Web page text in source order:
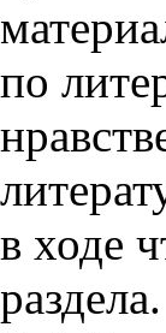
по
в ходе
раздела.